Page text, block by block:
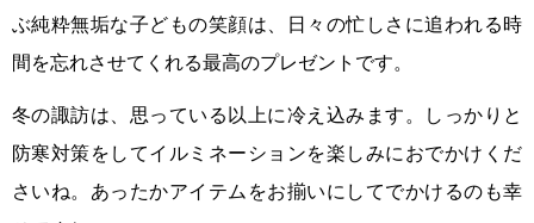
ぶ純粋無垢な子どもの笑顔は、日々の忙しさに追われる時
間を忘れさせてくれる最高のプレゼントです。
冬の諏訪は、思っている以上に冷え込みます。しっかりと
防寒対策をしてイルミネーションを楽しみにおでかけくだ
さいね。あったかアイテムをお揃いにしてでかけるのも幸